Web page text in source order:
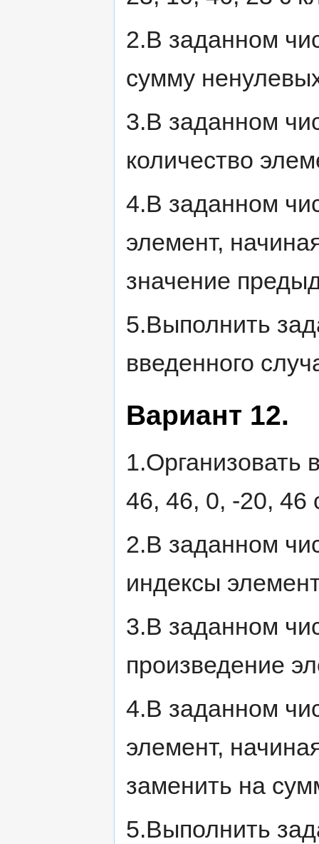
2.В заданном
сумму
3.В заданном
количество
4.В заданном
элемент,
значение
5.Выполнить
введенного
Вариант 12.
1.Организовать
46, 46, 0, -20, 46
2.В заданном
индексы
3.В заданном
произведение
4.В заданном
элемент,
заменить на
5.Выполнить